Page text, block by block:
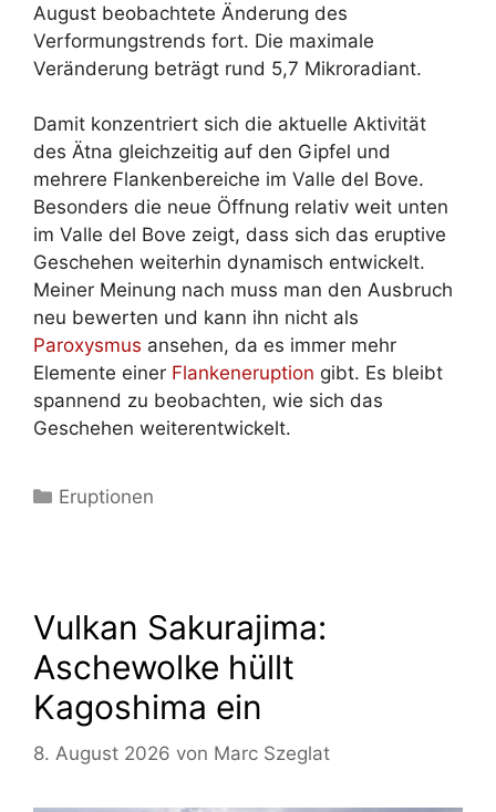
August beobachtete Änderung des
Verformungstrends fort. Die maximale
Veränderung beträgt rund 5,7 Mikroradiant.
Damit konzentriert sich die aktuelle Aktivität
des Ätna gleichzeitig auf den Gipfel und
mehrere Flankenbereiche im Valle del Bove.
Besonders die neue Öffnung relativ weit unten
im Valle del Bove zeigt, dass sich das eruptive
Geschehen weiterhin dynamisch entwickelt.
Meiner Meinung nach muss man den Ausbruch
neu bewerten und kann ihn nicht als
Paroxysmus ansehen, da es immer mehr
Elemente einer Flankeneruption gibt. Es bleibt
spannend zu beobachten, wie sich das
Geschehen weiterentwickelt.
Kategorien
Eruptionen
Vulkan Sakurajima:
Aschewolke hüllt
Kagoshima ein
8. August 2026 von Marc Szeglat